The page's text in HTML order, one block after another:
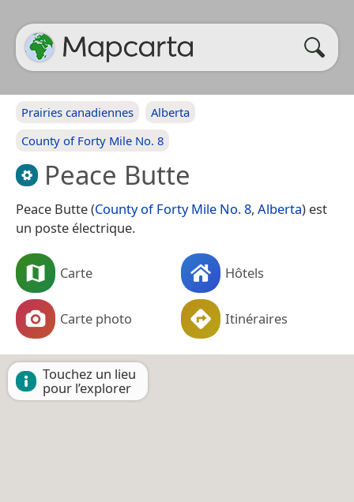
Prairies canadiennes
Alberta
County of Forty Mile No. 8
Peace Butte
Peace Butte (County of Forty Mile No. 8, Alberta) est
un poste électrique.
Carte Hôtels
Carte photo Itinéraires
Touchez un lieu
pour l’explorer